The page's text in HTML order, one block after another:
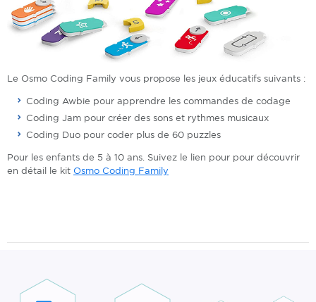
Le Osmo Coding Family vous propose les jeux éducatifs suivants :
Coding Awbie pour apprendre les commandes de codage
Coding Jam pour créer des sons et rythmes musicaux
Coding Duo pour coder plus de 60 puzzles
Pour les enfants de 5 à 10 ans. Suivez le lien pour pour découvrir
en détail le kit Osmo Coding Family